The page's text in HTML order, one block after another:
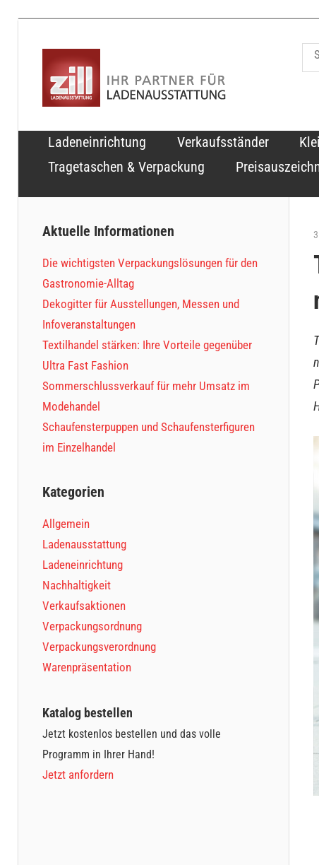
Inhalt
100
im
Dienste
Kunden
Ladeneinrichtung Verkaufsständer
Tragetaschen & Verpackung
Aktuelle Informationen
Die wichtigsten Verpackungslösungen für den
Gastronomie-Alltag
Dekogitter für Ausstellungen, Messen und
Infoveranstaltungen
Textilhandel stärken: Ihre Vorteile gegenüber
Ultra Fast Fashion
Sommerschlussverkauf für mehr Umsatz im
Modehandel
Schaufensterpuppen und Schaufensterfiguren
im Einzelhandel
Kategorien
Allgemein
Ladenausstattung
Ladeneinrichtung
Nachhaltigkeit
Verkaufsaktionen
Verpackungsordnung
Verpackungsverordnung
Warenpräsentation
Katalog bestellen
Jetzt kostenlos bestellen und das volle
Programm in Ihrer Hand!
Jetzt anfordern